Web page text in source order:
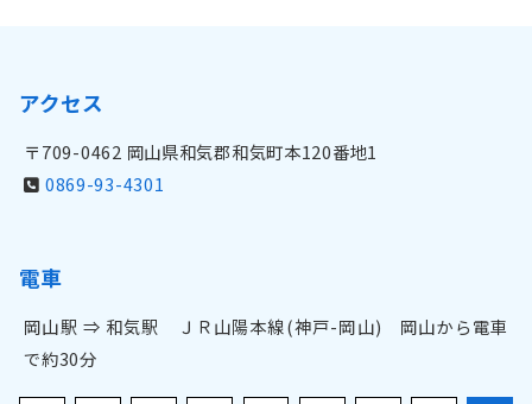
アクセス
〒709-0462 岡山県和気郡和気町本120番地1
0869-93-4301
電車
岡山駅 ⇒ 和気駅 ＪＲ山陽本線(神戸-岡山) 岡山から電車
で約30分